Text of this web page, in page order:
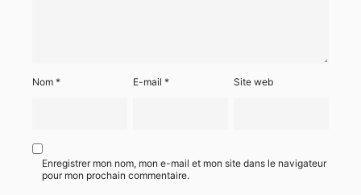
Nom * E-mail* Site web
Enregistrer mon nom, mon e-mail et mon site dans le navigateur
pour mon prochain commentaire.